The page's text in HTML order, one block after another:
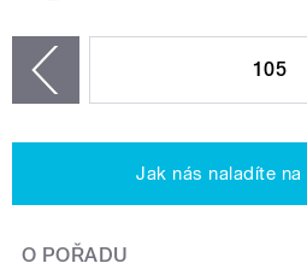
105
Jak nás naladíte na
O POŘADU